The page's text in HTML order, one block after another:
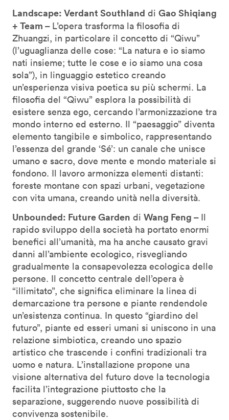
Landscape: Verdant Southland di Gao Shiqiang
+ Team – L’opera trasforma la filosofia di
Zhuangzi, in particolare il concetto di “Qiwu”
(l’uguaglianza delle cose: “La natura e io siamo
nati insieme; tutte le cose e io siamo una cosa
sola”), in linguaggio estetico creando
un’esperienza visiva poetica su più schermi. La
filosofia del “Qiwu” esplora la possibilità di
esistere senza ego, cercando l’armonizzazione tra
mondo interno ed esterno. Il “paesaggio” diventa
elemento tangibile e simbolico, rappresentando
l’essenza del grande ‘Sé’: un canale che unisce
umano e sacro, dove mente e mondo materiale si
fondono. Il lavoro armonizza elementi distanti:
foreste montane con spazi urbani, vegetazione
con vita umana, creando unità nella diversità.
Unbounded: Future Garden di Wang Feng – Il
rapido sviluppo della società ha portato enormi
benefici all’umanità, ma ha anche causato gravi
danni all’ambiente ecologico, risvegliando
gradualmente la consapevolezza ecologica delle
persone. Il concetto centrale dell’opera è
“illimitato”, che significa eliminare la linea di
demarcazione tra persone e piante rendendole
un’esistenza continua. In questo “giardino del
futuro”, piante ed esseri umani si uniscono in una
relazione simbiotica, creando uno spazio
artistico che trascende i confini tradizionali tra
uomo e natura. L’installazione propone una
visione alternativa del futuro dove la tecnologia
facilita l’integrazione piuttosto che la
separazione, suggerendo nuove possibilità di
convivenza sostenibile.